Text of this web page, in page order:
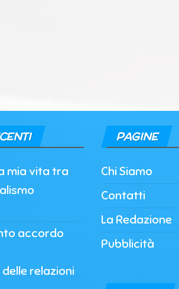
mia vita tra
accordo
relazioni
PAGINE
Chi Siamo
Contatti
La Redazione
Pubblicità